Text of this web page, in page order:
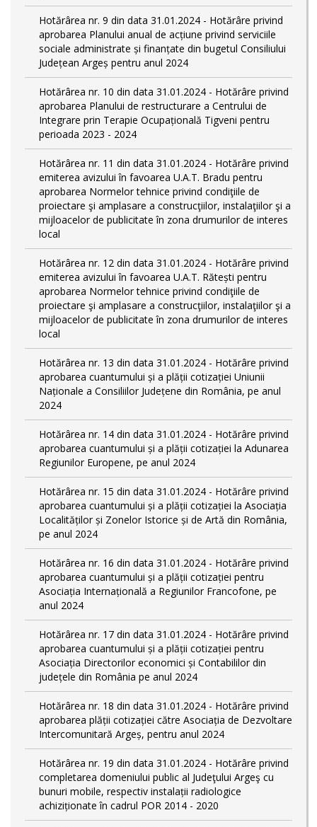
Hotărârea nr. 9 din data 31.01.2024 - Hotărâre privind
aprobarea Planului anual de acțiune privind serviciile
sociale administrate și finanțate din bugetul Consiliului
Județean Argeș pentru anul 2024
Hotărârea nr. 10 din data 31.01.2024 - Hotărâre privind
aprobarea Planului de restructurare a Centrului de
Integrare prin Terapie Ocupațională Tigveni pentru
perioada 2023 - 2024
Hotărârea nr. 11 din data 31.01.2024 - Hotărâre privind
emiterea avizului în favoarea U.A.T. Bradu pentru
aprobarea Normelor tehnice privind condiţiile de
proiectare şi amplasare a construcţiilor, instalaţiilor şi a
mijloacelor de publicitate în zona drumurilor de interes
local
Hotărârea nr. 12 din data 31.01.2024 - Hotărâre privind
emiterea avizului în favoarea U.A.T. Rătești pentru
aprobarea Normelor tehnice privind condiţiile de
proiectare şi amplasare a construcţiilor, instalaţiilor şi a
mijloacelor de publicitate în zona drumurilor de interes
local
Hotărârea nr. 13 din data 31.01.2024 - Hotărâre privind
aprobarea cuantumului și a plății cotizației Uniunii
Naționale a Consiliilor Județene din România, pe anul
2024
Hotărârea nr. 14 din data 31.01.2024 - Hotărâre privind
aprobarea cuantumului și a plății cotizației la Adunarea
Regiunilor Europene, pe anul 2024
Hotărârea nr. 15 din data 31.01.2024 - Hotărâre privind
aprobarea cuantumului și a plății cotizației la Asociația
Localităților și Zonelor Istorice și de Artă din România,
pe anul 2024
Hotărârea nr. 16 din data 31.01.2024 - Hotărâre privind
aprobarea cuantumului și a plății cotizației pentru
Asociația Internațională a Regiunilor Francofone, pe
anul 2024
Hotărârea nr. 17 din data 31.01.2024 - Hotărâre privind
aprobarea cuantumului și a plății cotizației pentru
Asociația Directorilor economici și Contabililor din
județele din România pe anul 2024
Hotărârea nr. 18 din data 31.01.2024 - Hotărâre privind
aprobarea plății cotizației către Asociația de Dezvoltare
Intercomunitară Argeș, pentru anul 2024
Hotărârea nr. 19 din data 31.01.2024 - Hotărâre privind
completarea domeniului public al Judeţului Argeş cu
bunuri mobile, respectiv instalații radiologice
achiziționate în cadrul POR 2014 - 2020